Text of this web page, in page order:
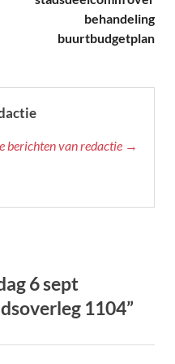
behandeling
buurtbudgetplan
berichten van redactie →
6 sept
1104”